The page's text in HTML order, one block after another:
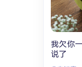
我欠你
说了